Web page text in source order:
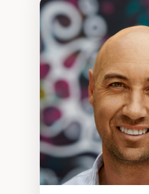
Expertises
Discours sur la ville et
Mosquées, formes et
Reconnaissance et
communautés
urbain
Design architectural et
Patrimoine et
Études postcoloniales et
savoirs